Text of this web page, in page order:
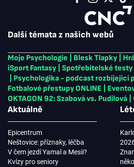
Další témata z našich webů
Moje Psychologie Blesk Tlapky
iSport Fantasy
Spotřebitelské testy
Psychologika - podcast rozbíjející
Fotbalové přestupy ONLINE
OKTAGON 92: Szabová vs. Pudilová
Aktuálně
Epicentrum
Neštovice: příznaky, léčba
V čem jezdí Yamal a Mesii?
Kvízy pro seniory